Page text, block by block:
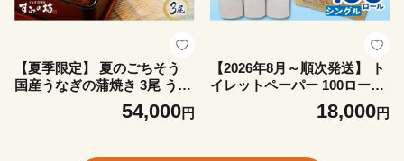
【夏季限定】 夏のごちそう
国産うなぎの蒲焼き 3尾 うな
ぎ《1尾につき160g～180g》
特上サイズ 手焼き 炭火 個包
54,000円
【2026年8月～順次発送】 ト
イレットペーパー 100ロール
シングル 備蓄 防災 消耗品 生
活用品 エンボス加工 社会福
18,000円